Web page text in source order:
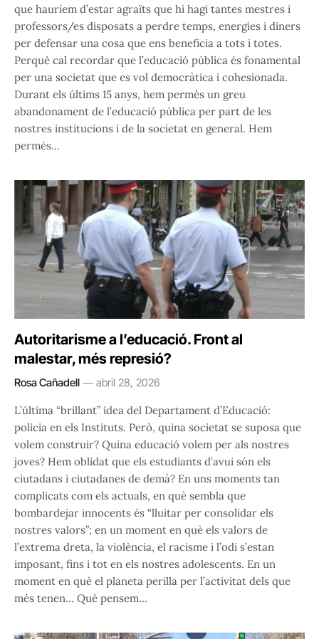
que hauríem d’estar agraïts que hi hagi tantes mestres i
professors/es disposats a perdre temps, energies i diners
per defensar una cosa que ens beneficia a tots i totes.
Perquè cal recordar que l’educació pública és fonamental
per una societat que es vol democràtica i cohesionada.
Durant els últims 15 anys, hem permès un greu
abandonament de l’educació pública per part de les
nostres institucions i de la societat en general. Hem
permès…
Autoritarisme a l’educació. Front al
malestar, més represió?
Rosa Cañadell abril 28, 2026
L’última “brillant” idea del Departament d’Educació:
policia en els Instituts. Però, quina societat se suposa que
volem construir? Quina educació volem per als nostres
joves? Hem oblidat que els estudiants d’avui són els
ciutadans i ciutadanes de demà? En uns moments tan
complicats com els actuals, en què sembla que
bombardejar innocents és “lluitar per consolidar els
nostres valors”; en un moment en què els valors de
l’extrema dreta, la violència, el racisme i l’odi s’estan
imposant, fins i tot en els nostres adolescents. En un
moment en què el planeta perilla per l’activitat dels que
més tenen… Què pensem…